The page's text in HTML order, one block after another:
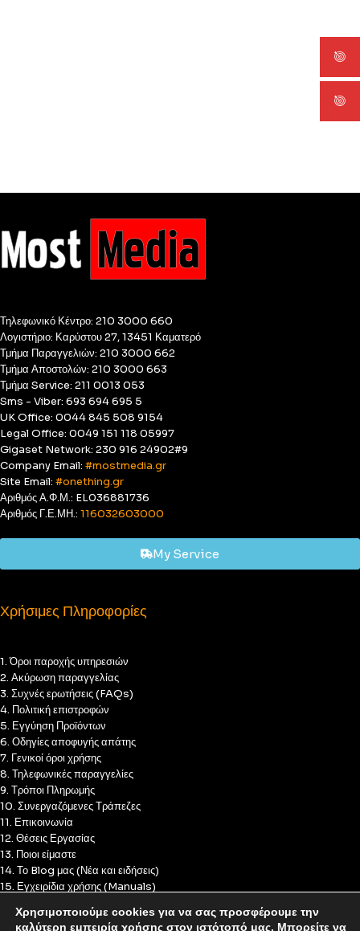
Τηλεφωνικό Κέντρο: 210 3000 660
Λογιστήριο: Καρύστου 27, 13451 Καματερό
Τμήμα Παραγγελιών: 210 3000 662
Τμήμα Αποστολών: 210 3000 663
Τμήμα Service: 211 0013 053
Sms - Viber: 693 694 695 5
UK Office: 0044 845 508 9154
Legal Office: 0049 151 118 05997
Gigaset Network: 230 916 24902#9
Company Email: #mostmedia.gr
Site Email: #onething.gr
Αριθμός Α.Φ.Μ.: EL036881736
Αριθμός Γ.Ε.ΜΗ.: 116032603000
My Service
Χρήσιμες Πληροφορίες
1. Όροι παροχής υπηρεσιών
2. Ακύρωση παραγγελίας
3. Συχνές ερωτήσεις (FAQs)
4. Πολιτική επιστροφών
5. Εγγύηση Προϊόντων
6. Οδηγίες αποφυγής απάτης
7. Γενικοί όροι χρήσης
8. Τηλεφωνικές παραγγελίες
9. Τρόποι Πληρωμής
10. Συνεργαζόμενες Τράπεζες
11. Επικοινωνία
12. Θέσεις Εργασίας
13. Ποιοι είμαστε
14. Το Blog μας (Νέα και ειδήσεις)
15. Εγχειρίδια χρήσης (Manuals)
17. Πολιτική Cookies
Χρησιμοποιούμε cookies για να σας προσφέρουμε την
καλύτερη εμπειρία χρήσης στον ιστότοπό μας. Μπορείτε να